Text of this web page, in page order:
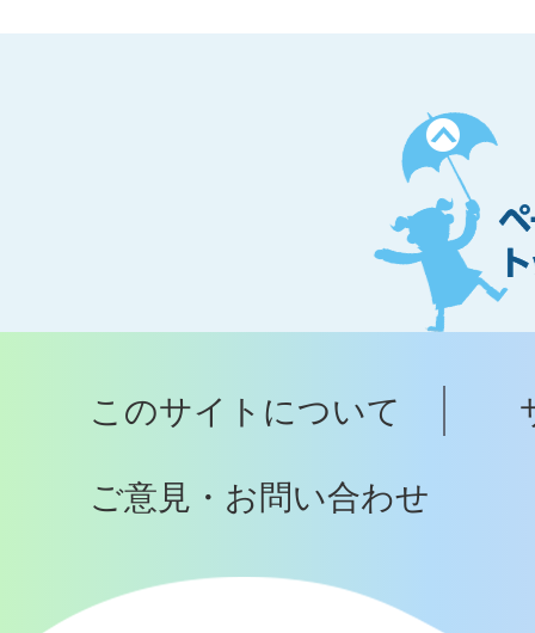
ペ
ー
ジ
ト
ッ
へ
このサイトについて
ご意見・お問い合わせ